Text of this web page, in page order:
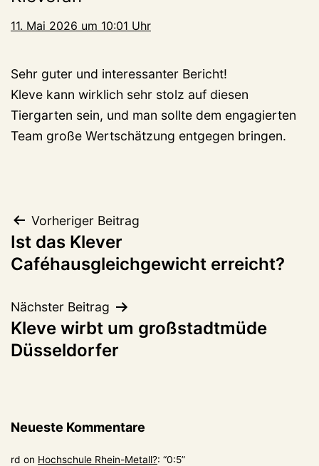
11. Mai 2026 um 10:01 Uhr
Sehr guter und interessanter Bericht!
Kleve kann wirklich sehr stolz auf diesen
Tiergarten sein, und man sollte dem engagierten
Team große Wertschätzung entgegen bringen.
Beitragsnavigation
Vorheriger Beitrag
Ist das Klever
Caféhausgleichgewicht erreicht?
Nächster Beitrag
Kleve wirbt um großstadtmüde
Düsseldorfer
Neueste Kommentare
rd on Hochschule Rhein-Metall?: “0:5”